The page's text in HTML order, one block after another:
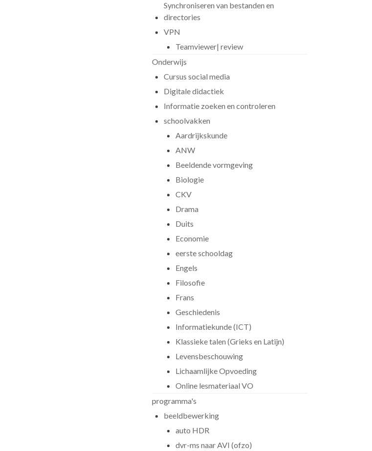
Synchroniseren van bestanden en
directories
VPN
Teamviewer| review
Onderwijs
Cursus social media
Digitale didactiek
Informatie zoeken en controleren
schoolvakken
Aardrijkskunde
ANW
Beeldende vormgeving
Biologie
CKV
Drama
Duits
Economie
eerste schooldag
Engels
Filosofie
Frans
Geschiedenis
Informatiekunde (ICT)
Klassieke talen (Grieks en Latijn)
Levensbeschouwing
Lichaamlijke Opvoeding
Online lesmateriaal VO
programma's
beeldbewerking
auto HDR
dvr-ms naar AVI (ofzo)